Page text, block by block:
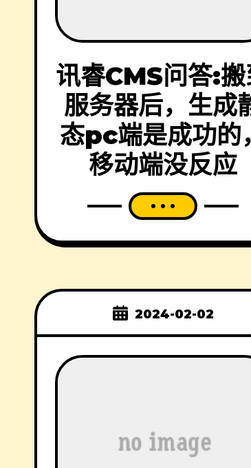
讯睿CMS问答:搬
服务器后，生成
态pc端是成功的，
移动端没反应
2024-02-02